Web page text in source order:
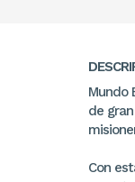
Mundo
de
Con